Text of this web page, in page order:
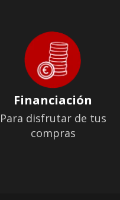
Financiación
Para disfrutar de tus
compras